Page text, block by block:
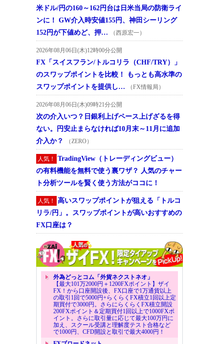
米ドル/円の160～162円台は日米当局の防衛ライ
ンに！ GW介入時安値155円、神田シーリング
152円が下値めど、押…
（西原宏一）
2026年08月06日(木)12時00分公開
FX「スイスフラン/トルコリラ（CHF/TRY）」
のスワップポイントを比較！ もっとも高水準の
スワップポイントを提供し…
（FX情報局）
2026年08月06日(木)09時21分公開
次の介入いつ？日銀利上げペース上げざるを得
ない。円安止まらなければ10月末～11月に追加
介入か？
（ZERO）
人気！
TradingView（トレーディングビュー）
の有料機能を無料で使う裏ワザ？ 人気のチャー
ト分析ツールを賢く使う方法がココに！
人気！
高いスワップポイントが狙える「トルコ
リラ/円」。スワップポイントが高いおすすめの
FX口座は？
外為どっとコム「外貨ネクストネオ」
【最大101万2000円＋1200FXポイント】ザイ
FX！から口座開設後、FX口座で1万通貨以上
の取引1回で5000円+らくらくFX積立1回以上定
期買付で3000円。さらにらくらくFX積立開設
200FXポイント＆定期買付1回以上で1000FXポ
イント。さらに取引量に応じて最大100万円に
加え、スクール受講と理解度テスト合格など
で1000円、CFD開設と取引で最大4000円！